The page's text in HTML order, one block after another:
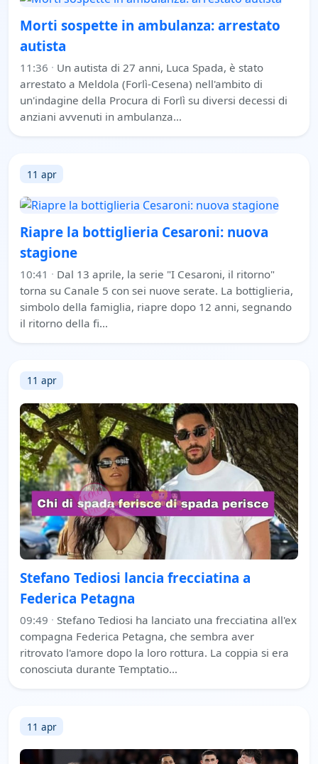
Morti sospette in ambulanza: arrestato
autista
11:36 · Un autista di 27 anni, Luca Spada, è stato
arrestato a Meldola (Forlì-Cesena) nell'ambito di
un'indagine della Procura di Forlì su diversi decessi di
anziani avvenuti in ambulanza…
11 apr
Riapre la bottiglieria Cesaroni: nuova
stagione
10:41 · Dal 13 aprile, la serie "I Cesaroni, il ritorno"
torna su Canale 5 con sei nuove serate. La bottiglieria,
simbolo della famiglia, riapre dopo 12 anni, segnando
il ritorno della fi…
11 apr
Stefano Tediosi lancia frecciatina a
Federica Petagna
09:49 · Stefano Tediosi ha lanciato una frecciatina all'ex
compagna Federica Petagna, che sembra aver
ritrovato l'amore dopo la loro rottura. La coppia si era
conosciuta durante Temptatio…
11 apr